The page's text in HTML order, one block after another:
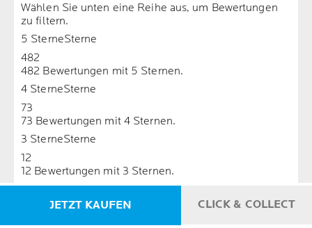
Wählen Sie unten eine Reihe aus, um Bewertungen
zu filtern.
5 SterneSterne
482
482 Bewertungen mit 5 Sternen.
4 SterneSterne
73
73 Bewertungen mit 4 Sternen.
3 SterneSterne
12
12 Bewertungen mit 3 Sternen.
2 SterneSterne
JETZT KAUFEN CLICK & COLLECT